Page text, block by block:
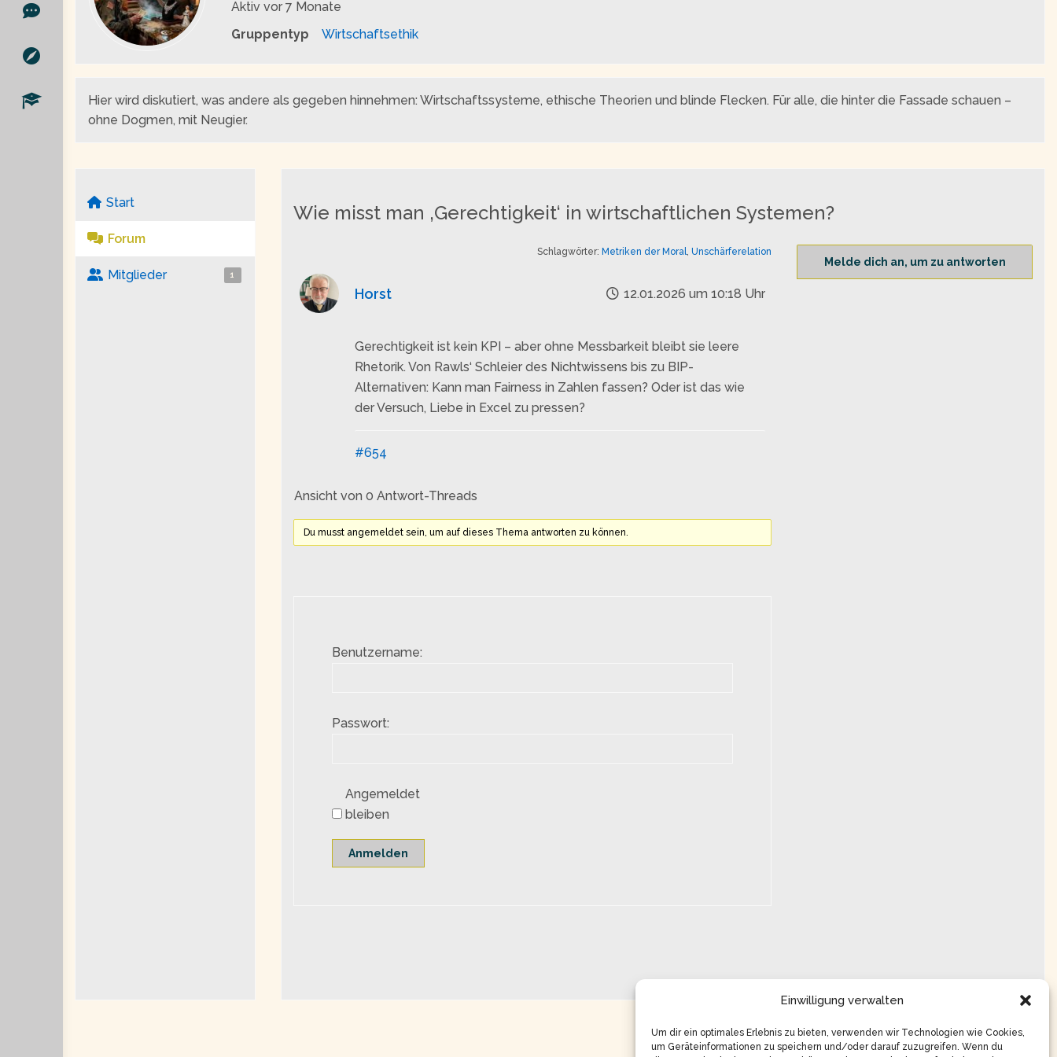
Einwilligung verwalten
Um dir ein optimales Erlebnis zu bieten, verwenden wir Technologien wie Cookies,
um Geräteinformationen zu speichern und/oder darauf zuzugreifen. Wenn du
Aktiv vor 7 Monate
Gruppentyp
Wirtschaftsethik
Hier wird diskutiert, was andere als gegeben hinnehmen: Wirtschaftssysteme, ethische Theorien und blinde Flecken. Für alle, die hinter die Fassade schauen –
ohne Dogmen, mit Neugier.
Start
Forum
Mitglieder 1
Wie misst man ‚Gerechtigkeit‘ in wirtschaftlichen Systemen?
Schlagwörter: Metriken der Moral, Unschärferelation
Horst 12.01.2026 um 10:18 Uhr
Gerechtigkeit ist kein KPI – aber ohne Messbarkeit bleibt sie leere
Rhetorik. Von Rawls‘ Schleier des Nichtwissens bis zu BIP-
Alternativen: Kann man Fairness in Zahlen fassen? Oder ist das wie
der Versuch, Liebe in Excel zu pressen?
#654
Ansicht von 0 Antwort-Threads
Du musst angemeldet sein, um auf dieses Thema antworten zu können.
Benutzername:
Passwort:
Angemeldet
bleiben
Anmelden
Melde dich an, um zu antworten